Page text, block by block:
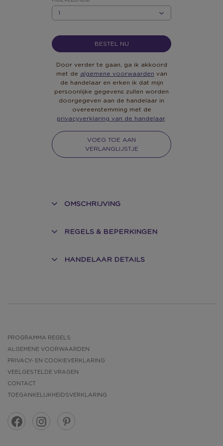
BESTEL NU
Door verder te gaan, ga ik akkoord
met de algemene voorwaarden van
de handelaar en erken ik dat mijn
persoonlijke gegevens zullen worden
doorgegeven aan de handelaar in
overeenstemming met de
privacyverklaring van de handelaar.
VOEG TOE AAN
VERLANGLIJSTJE
OMSCHRIJVING
REGELS & BEPERKINGEN
HANDELAAR DETAILS
PROGRAMMA REGELS
ALGEMENE VOORWAARDEN
PRIVACY- EN COOKIEVERKLARING
VEELGESTELDE VRAGEN
CONTACT
TOEGANKELIJKHEIDSVERKLARING